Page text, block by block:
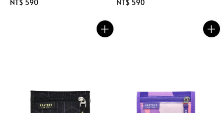
Regular
NT$ 590
Regular
NT$ 590